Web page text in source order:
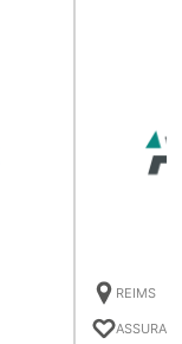
REIMS